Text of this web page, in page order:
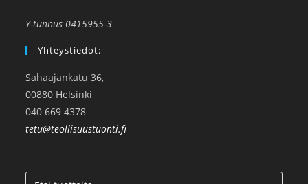
Y-tunnus 0415955-3
Yhteystiedot:
Sahaajankatu 36,
00880 Helsinki
040 669 4378
tetu@teollisuustuonti.fi